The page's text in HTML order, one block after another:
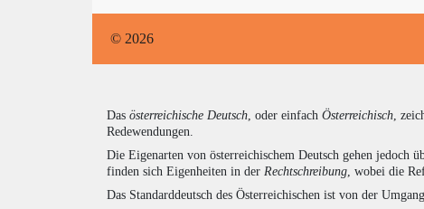
© 2026
Das österreichische Deutsch , oder einfach Österreichisch ,
Redewendungen.
Die Eigenarten von österreichischem Deutsch gehen jedoch
finden sich Eigenheiten in der Rechtschreibung , wobei die
Das Standarddeutsch des Österreichischen ist von der